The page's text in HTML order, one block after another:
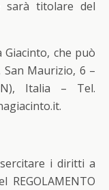
sarà titolare del
che può
Maurizio, 6 –
Italia – Tel.
i diritti a